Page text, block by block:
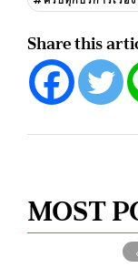
Share this
MOST